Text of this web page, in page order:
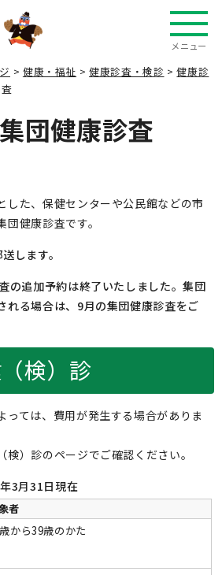
メニュー
> 健康・福祉 >健康診査・検診 >健康診
団健康診査
した、保健センターや公民館などの市
健康診査です。
します。
の追加予約は終了いたしました。集団
れる場合は、9月の集団健康診査をご
検）診
っては、費用が発生する場合がありま
）診のページでご確認ください。
3月31日現在
者
から39歳のかた